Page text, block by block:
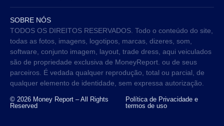
SOBRE NÓS
TODOS OS DIREITOS RESERVADOS. Todo o conteúdo do site,
todas as fotos, imagens, logotipos, marcas, dizeres, som,
software, conjunto imagem, layout, trade dress, aqui veiculados
são de propriedade exclusiva de MoneyReport. ou de seus
parceiros. É vedada qualquer reprodução, total ou parcial, de
qualquer elemento de identidade, sem expressa autorização.
© 2026 Money Report – All Rights
Reserved
Política de Privacidade e
termos de uso